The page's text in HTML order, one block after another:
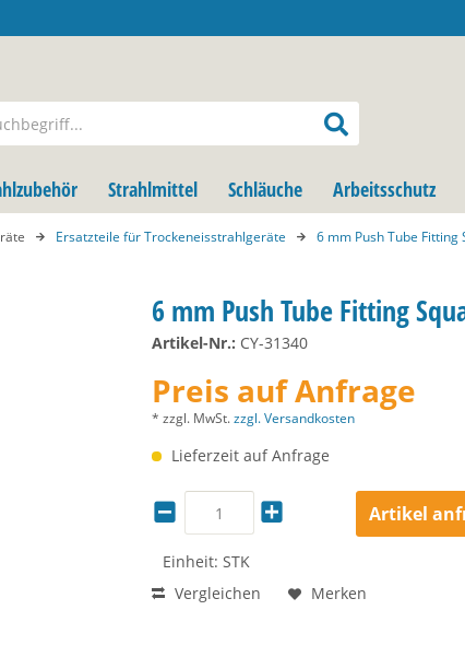
Strahlmittel Schläuche Arbeitsschutz
Ersatzteile für Trockeneisstrahlgeräte 6 mm Push Tube Fitting
6 mm Push Tube Fitting
Artikel-Nr.: CY-31340
Preis auf Anfrage
* zzgl. MwSt.zzgl. Versandkosten
Lieferzeit auf Anfrage
Einheit: STK
Artikel
Vergleichen Merken